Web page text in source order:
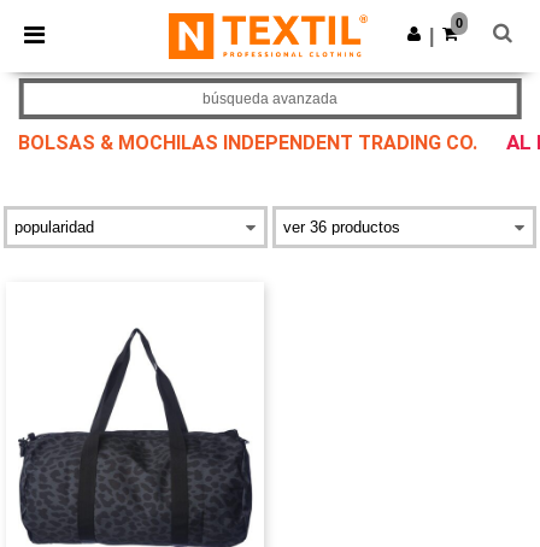
× App de Ntextil
¡Mejores precios en app!
Descargar app
0
BOLSAS & MOCHILAS INDEPENDENT TRADING CO. AL
búsqueda avanzada